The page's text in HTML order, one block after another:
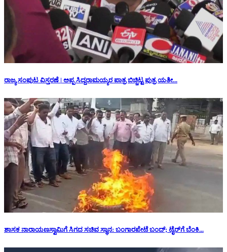
ರಾಜ್ಯ ಸಂಪುಟ ವಿಸ್ತರಣೆ | ಅಪ್ಪ ಸಿದ್ದರಾಮಯ್ಯರ ಪಾತ್ರ ಬಿಚ್ಚಿಟ್ಟ ಪುತ್ರ ಯತೀ...
ಶಾಸಕ ನಾರಾಯಣಸ್ವಾಮಿಗೆ ಸಿಗದ ಸಚಿವ ಸ್ಥಾನ: ‌ಬಂಗಾರಪೇಟೆ ಬಂದ್; ಟೈರ್‌ಗೆ ಬೆಂಕಿ...